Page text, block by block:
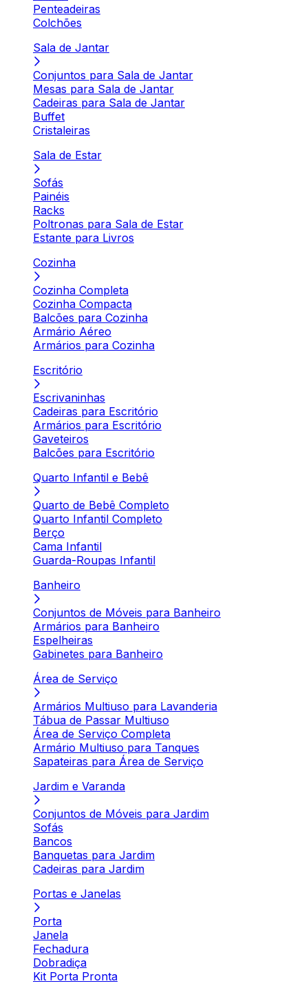
Penteadeiras
Colchões
Sala de Jantar
Conjuntos para Sala de Jantar
Mesas para Sala de Jantar
Cadeiras para Sala de Jantar
Buffet
Cristaleiras
Sala de Estar
Sofás
Painéis
Racks
Poltronas para Sala de Estar
Estante para Livros
Cozinha
Cozinha Completa
Cozinha Compacta
Balcões para Cozinha
Armário Aéreo
Armários para Cozinha
Escritório
Escrivaninhas
Cadeiras para Escritório
Armários para Escritório
Gaveteiros
Balcões para Escritório
Quarto Infantil e Bebê
Quarto de Bebê Completo
Quarto Infantil Completo
Berço
Cama Infantil
Guarda-Roupas Infantil
Banheiro
Conjuntos de Móveis para Banheiro
Armários para Banheiro
Espelheiras
Gabinetes para Banheiro
Área de Serviço
Armários Multiuso para Lavanderia
Tábua de Passar Multiuso
Área de Serviço Completa
Armário Multiuso para Tanques
Sapateiras para Área de Serviço
Jardim e Varanda
Conjuntos de Móveis para Jardim
Sofás
Bancos
Banquetas para Jardim
Cadeiras para Jardim
Portas e Janelas
Porta
Janela
Fechadura
Dobradiça
Kit Porta Pronta